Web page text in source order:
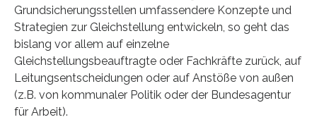
Grundsicherungsstellen umfassendere Konzepte und
Strategien zur Gleichstellung entwickeln, so geht das
bislang vor allem auf einzelne
Gleichstellungsbeauftragte oder Fachkräfte zurück, auf
Leitungsentscheidungen oder auf Anstöße von außen
(z.B. von kommunaler Politik oder der Bundesagentur
für Arbeit).